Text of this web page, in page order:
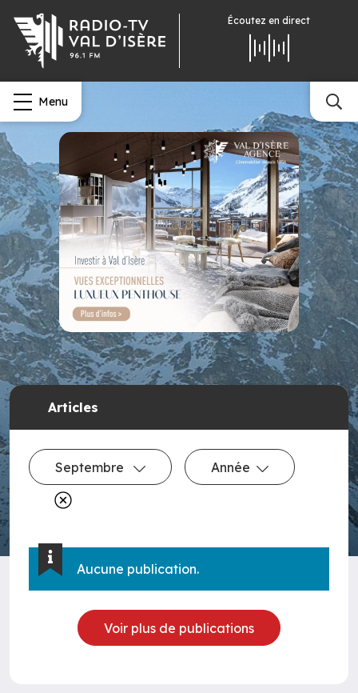
Écoutez en direct
Menu
Articles
Septembre Année
Aucune publication.
Voir plus de publications